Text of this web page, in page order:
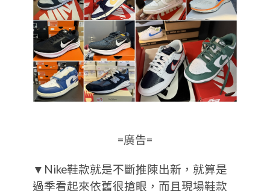
=廣告=
▼Nike鞋款就是不斷推陳出新，就算是
過季看起來依舊很搶眼，而且現場鞋款